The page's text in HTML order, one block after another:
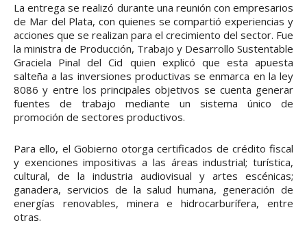
La entrega se realizó durante una reunión con empresarios
de Mar del Plata, con quienes se compartió experiencias y
acciones que se realizan para el crecimiento del sector. Fue
la ministra de Producción, Trabajo y Desarrollo Sustentable
Graciela Pinal del Cid quien explicó que esta apuesta
salteña a las inversiones productivas se enmarca en la ley
8086 y entre los principales objetivos se cuenta generar
fuentes de trabajo mediante un sistema único de
promoción de sectores productivos.
Para ello, el Gobierno otorga certificados de crédito fiscal
y exenciones impositivas a las áreas industrial; turística,
cultural, de la industria audiovisual y artes escénicas;
ganadera, servicios de la salud humana, generación de
energías renovables, minera e hidrocarburífera, entre
otras.